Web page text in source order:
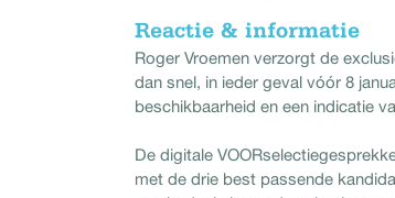
Reactie & informatie
Roger Vroemen verzorgt de
dan snel, in ieder geval vóór 8
beschikbaarheid en een indicatie
De digitale
met de drie best passende